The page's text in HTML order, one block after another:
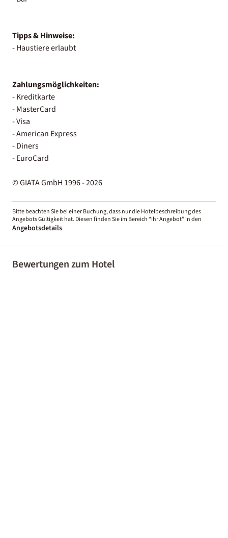
Tipps & Hinweise:
- Haustiere erlaubt
Zahlungsmöglichkeiten:
- Kreditkarte
- MasterCard
- Visa
- American Express
- Diners
- EuroCard
© GIATA GmbH 1996 - 2026
Bitte beachten Sie bei einer Buchung, dass nur die Hotelbeschreibung des
Angebots Gültigkeit hat. Diesen finden Sie im Bereich “Ihr Angebot” in den
Angebotsdetails.
Bewertungen zum Hotel